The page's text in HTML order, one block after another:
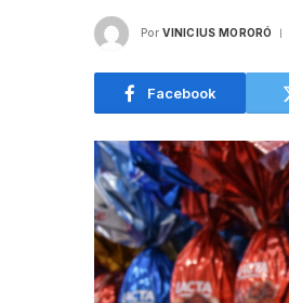
Por VINICIUS MORORÓ
Facebook